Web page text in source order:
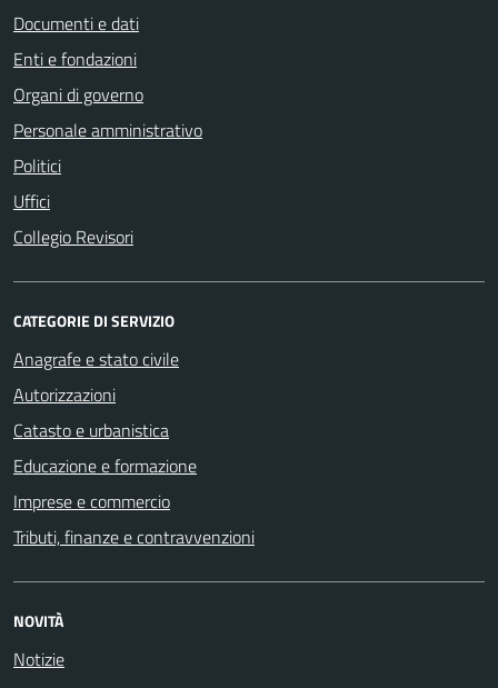
Documenti e dati
Enti e fondazioni
Organi di governo
Personale amministrativo
Politici
Uffici
Collegio Revisori
CATEGORIE DI SERVIZIO
Anagrafe e stato civile
Autorizzazioni
Catasto e urbanistica
Educazione e formazione
Imprese e commercio
Tributi, finanze e contravvenzioni
NOVITÀ
Notizie